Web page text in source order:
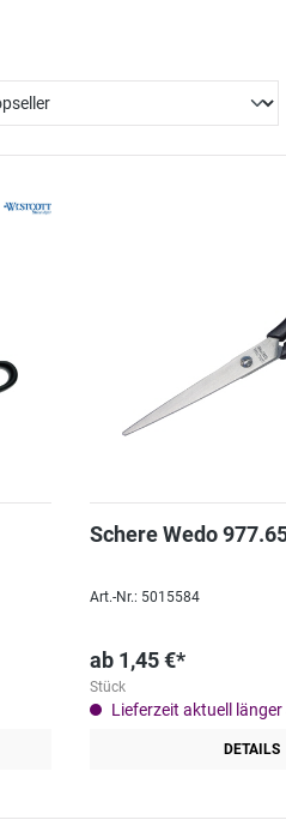
Schere Wedo
Art.-Nr.: 5015584
ab 1,45 €*
Stück
Lieferzeit aktuell länger
DETAILS